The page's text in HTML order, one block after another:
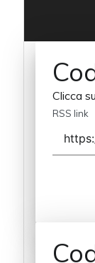
Clicca
RSS link